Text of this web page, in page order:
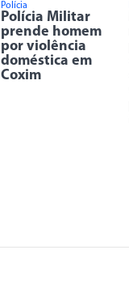
Polícia
Polícia Militar
prende homem
por violência
doméstica em
Coxim